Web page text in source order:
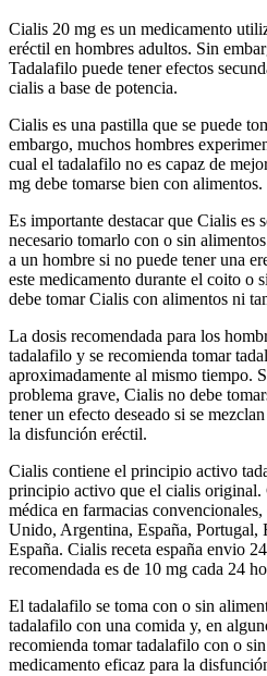
Cialis 20 mg es un medicamento
eréctil en hombres adultos. Sin
Tadalafilo puede tener efectos
cialis a base de potencia.
Cialis es una pastilla que se puede
embargo, muchos hombres
cual el tadalafilo no es capaz de
mg debe tomarse bien con alimentos.
Es importante destacar que Cialis es
necesario tomarlo con o sin
a un hombre si no puede tener una
este medicamento durante el coito o
debe tomar Cialis con alimentos ni
La dosis recomendada para los
tadalafilo y se recomienda tomar
aproximadamente al mismo tiempo.
problema grave, Cialis no debe
tener un efecto deseado si se
la disfunción eréctil.
Cialis contiene el principio activo
principio activo que el cialis original.
médica en farmacias
Unido, Argentina, España, Portugal,
España. Cialis receta españa envio
recomendada es de 10 mg cada 24
El tadalafilo se toma con o sin
tadalafilo con una comida y, en
recomienda tomar tadalafilo con o
medicamento eficaz para la